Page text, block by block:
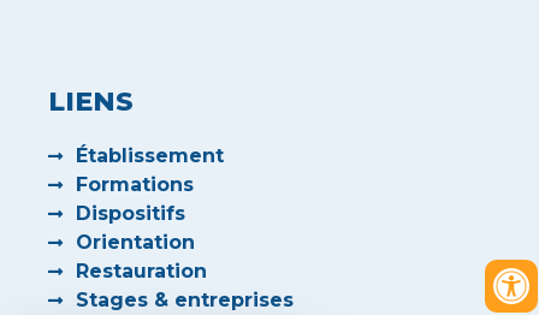
LIENS
Établissement
Formations
Dispositifs
Orientation
Restauration
Stages & entreprises